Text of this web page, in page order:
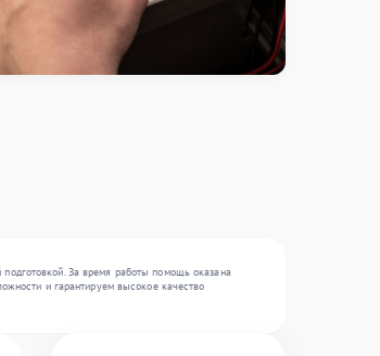
За время работы помощь оказана
и гарантируем высокое качество